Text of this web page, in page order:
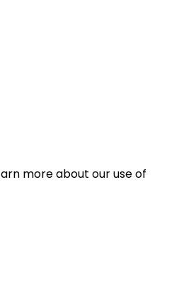
more about our use of